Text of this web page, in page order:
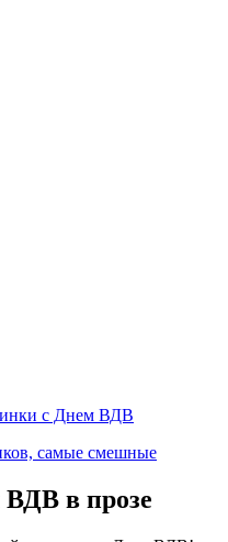
с Днем ВДВ
самые смешные
ВДВ в прозе